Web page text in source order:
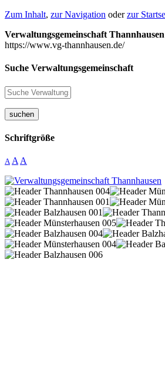
Zum Inhalt, zur Navigation oderzur
Verwaltungsgemeinschaft Thannhausen
https://www.vg-thannhausen.de/
Suche Verwaltungsgemeinschaft
suchen
Schriftgröße
A A A